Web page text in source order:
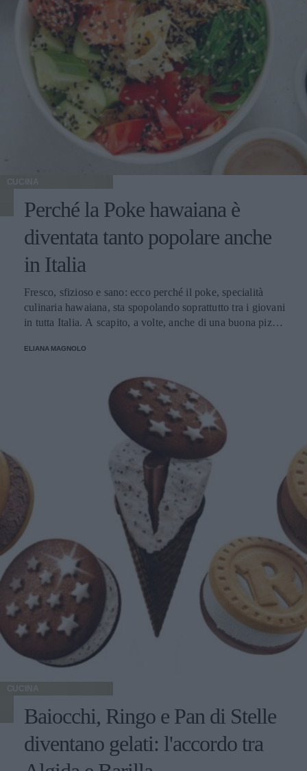
CUCINA
Perché la Poke hawaiana è
diventata tanto popolare anche
in Italia
Fresco, sfizioso e sano: ecco perché il poke, specialità
culinaria hawaiana, sta spopolando soprattutto tra i giovani
in tutta Italia. A scapito, a volte, anche di una buona pizza.
ELIANA MAGNOLO
CUCINA
Baiocchi, Ringo e Pan di Stelle
diventano gelati: l'accordo tra